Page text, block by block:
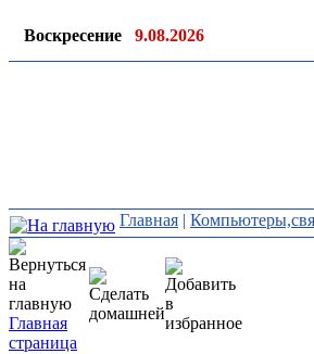
Воскресение 9.08.2026
Главная |
Главная
страница